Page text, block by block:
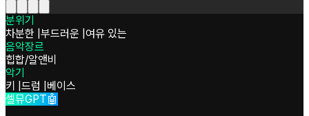
분위기
차분한 부드러운 여유 있는
음악장르
힙합/알앤비
악기
키 드럼
베이스
셀뮤GPT🤖